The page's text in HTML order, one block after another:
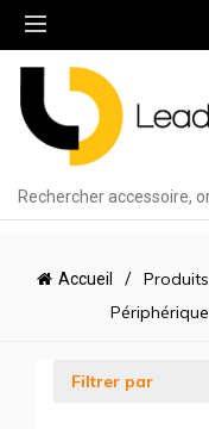
Accueil Produits
Périphérique
Filtrer par